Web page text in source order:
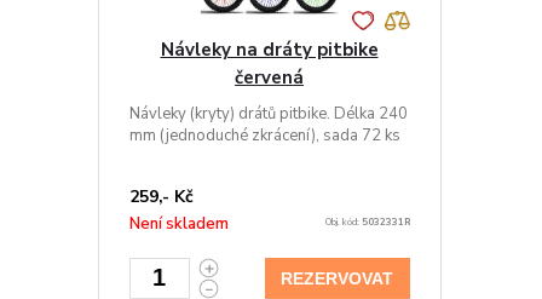
Návleky na dráty pitbike
červená
Návleky (kryty) drátů pitbike. Délka 240
mm (jednoduché zkrácení), sada 72 ks
259,- Kč
Není skladem Obj. kód: 5032331R
REZERVOVAT